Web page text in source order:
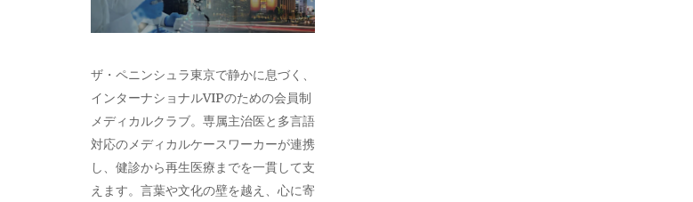
ザ・ペニンシュラ東京で静かに息づく、
インターナショナルVIPのための会員制
メディカルクラブ。専属主治医と多言語
対応のメディカルケースワーカーが連携
し、健診から再生医療までを一貫して支
えます。言葉や文化の壁を越え、心に寄